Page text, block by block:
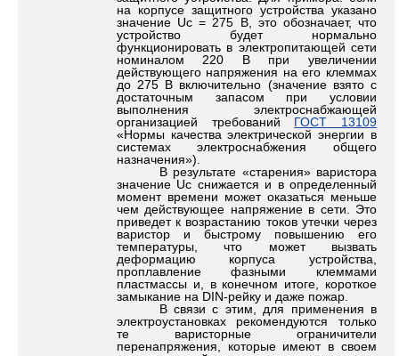
на корпусе защитного устройства указано
значение Uc = 275 В, это обозначает, что
устройство будет нормально
функционировать в электропитающей сети
номиналом 220 В при увеличении
действующего напряжения на его клеммах
до 275 В включительно (значение взято с
достаточным запасом при условии
выполнения электроснабжающей
организацией требований ГОСТ 13109
«Нормы качества электрической энергии в
системах электроснабжения общего
назначения»).
В результате «старения» варистора
значение Uc снижается и в определенный
момент времени может оказаться меньше
чем действующее напряжение в сети. Это
приведет к возрастанию токов утечки через
варистор и быстрому повышению его
температуры, что может вызвать
деформацию корпуса устройства,
проплавление фазными клеммами
пластмассы и, в конечном итоге, короткое
замыкание на DIN-рейку и даже пожар.
В связи с этим, для применения в
электроустановках рекомендуются только
те варисторные ограничители
перенапряжения, которые имеют в своем